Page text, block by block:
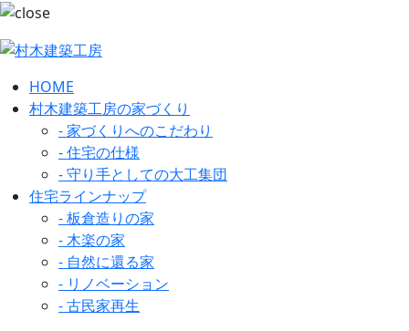
HOME
村木建築工房の家づくり
- 家づくりへのこだわり
- 住宅の仕様
- 守り手としての大工集団
住宅ラインナップ
- 板倉造りの家
- 木楽の家
- 自然に還る家
- リノベーション
- 古民家再生